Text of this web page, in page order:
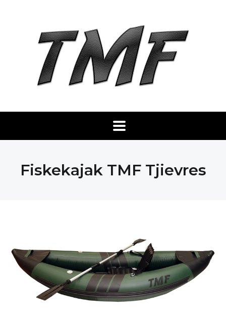
Fiskekajak TMF Tjievres